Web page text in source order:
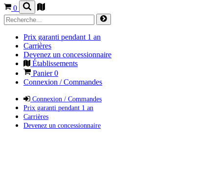
0
Prix garanti pendant 1 an
Carrières
Devenez un concessionnaire
Établissements
Panier0
Connexion / Commandes
Connexion / Commandes
Prix garanti pendant 1 an
Carrières
Devenez un concessionnaire